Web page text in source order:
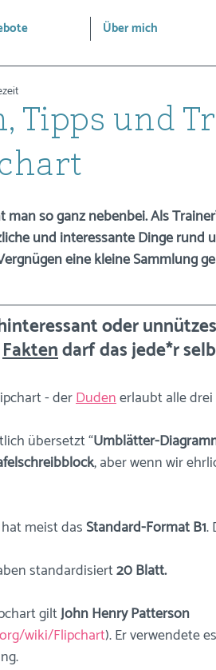
Über mich
Tipps und
man so ganz nebenbei. Als
und interessante Dinge rund
eine kleine Sammlung
oder
Fakten darf das jede*r
- der Duden erlaubt alle
übersetzt “Umblätter-
, aber wenn wir
meist das Standard-Format B1.
standardisiert 20 Blatt.
gilt John Henry Patterson
wiki/Flipchart). Er verwendete